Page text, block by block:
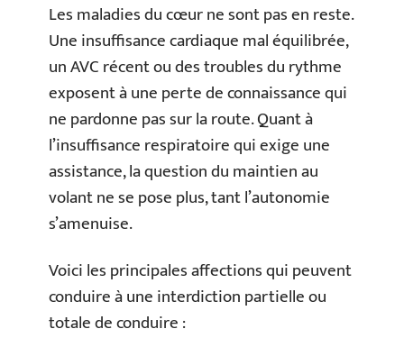
Les maladies du cœur ne sont pas en reste.
Une insuffisance cardiaque mal équilibrée,
un AVC récent ou des troubles du rythme
exposent à une perte de connaissance qui
ne pardonne pas sur la route. Quant à
l’insuffisance respiratoire qui exige une
assistance, la question du maintien au
volant ne se pose plus, tant l’autonomie
s’amenuise.
Voici les principales affections qui peuvent
conduire à une interdiction partielle ou
totale de conduire :